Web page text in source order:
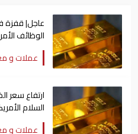
عاجل| قفزة
الوظائف
عملات و
ارتفاع سعر
السلام
عملات و